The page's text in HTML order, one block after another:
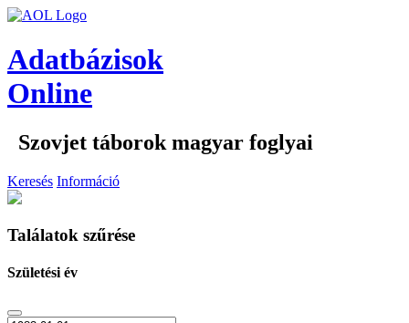
Adatbázisok
Online
Szovjet táborok magyar foglyai
Keresés Információ
Találatok szűrése
Születési év